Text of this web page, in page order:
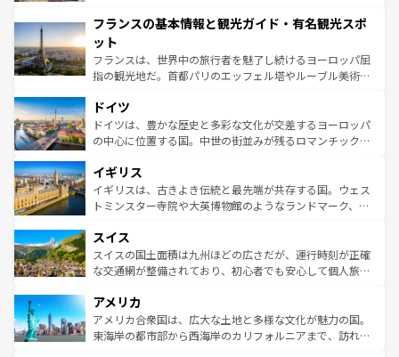
ませてくれるイタリアで、忘れられない旅をしてみよう！
なお、新着のイタリア情報は
しい。
文化が根付くこの国では、情熱的なフラメンコ、熱気あふ
れる闘牛、そして美味しいタパスが生活の一部となってい
る。首都マドリードの洗練された雰囲気や、バルセロナの
アートに溢れた街角から、地方では古代ローマ遺跡や中世
せる。地方によって風土や気候が異なるスペインはその個
性で訪れる人を魅了する。 なお、新着のスペイン情報は コ
ンテンツ一覧を参照してほしい。
フランスの基本情報と観光ガイド・有名観光スポ
ット
フランスは、世界中の旅行者を魅了し続けるヨーロッパ屈
指の観光地だ。首都パリのエッフェル塔やルーブル美術館
で、幅広い魅力が詰まっている。華麗な宮殿、歴史的な大
聖堂、美しいビーチ、そして豊かな自然が、訪れる者を心
から魅了する。また、フランスは美食の国としても知ら
いる。シャンパンの発祥地であるランス、プロヴァンスの
香り高いラベンダー畑など、多彩な楽しみ方が可能だ。さ
らに、パリ以外の地域にも魅力が溢れており、どの街角に
れる地方に足を運ぶとそれぞれで全く異なる文化を体験で
きるだろう。 なお、新着のフランス情報はコンテンツ一覧
を参照してほしい。
ドイツ
ドイツは、豊かな歴史と多彩な文化が交差するヨーロッパ
の中心に位置する国。中世の街並みが残るロマンチック街
顔を持つこの国は、どこを歩いても飽きることがない。ベ
ルリンの文化的活気、バイエルン州のアルプスの絶景、そ
してライン川沿いのワイン畑といった風景は必見。ビール
は、お酒好きな人にはぜひ体験してほしい。 なお、新着の
ドイツ情報はコンテンツ一覧を参照してほしい。
イギリス
イギリスは、古きよき伝統と最先端が共存する国。ウェス
トミンスター寺院や大英博物館のようなランドマーク、歴
リアごとに異なる魅力がある。また、優雅なアフタヌーン
ティー、ビール好きにはたまらない英国パブ、サッカー観
戦など、本場だからこそできる体験も豊富。イギリスを旅
ンツ一覧を参照してほしい。
スイス
スイスの国土面積は九州ほどの広さだが、運行時刻が正確
な交通網が整備されており、初心者でも安心して個人旅行
の建物がそのまま残る町や、スイスならではのユニークな
博物館もあり、アルプス観光だけでなく町歩きも満喫する
ことができる。国民の所得が高いため物価も高いが、旅行
アメリカ
アメリカ合衆国は、広大な土地と多様な文化が魅力の国。
東海岸の都市部から西海岸のカリフォルニアまで、訪れる